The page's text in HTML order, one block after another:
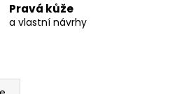
Pravá kůže
a vlastní návrhy